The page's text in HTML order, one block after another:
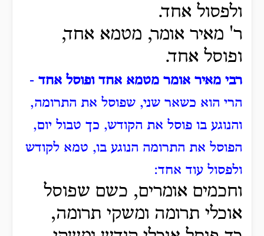
ולפסול אחד.
ר' מאיר אומר, מטמא אחד,
ופוסל אחד.
רבי מאיר אומר מטמא אחד ופוסל אחד -
הרי הוא כשאר שני, שפוסל את התרומה,
והנוגע בו פוסל את הקודש, כך טבול יום,
הפוסל את התרומה הנוגע בו, טמא לקודש
ולפסול עוד אחד:
וחכמים אומרים, כשם שפוסל
אוכלי תרומה ומשקי תרומה,